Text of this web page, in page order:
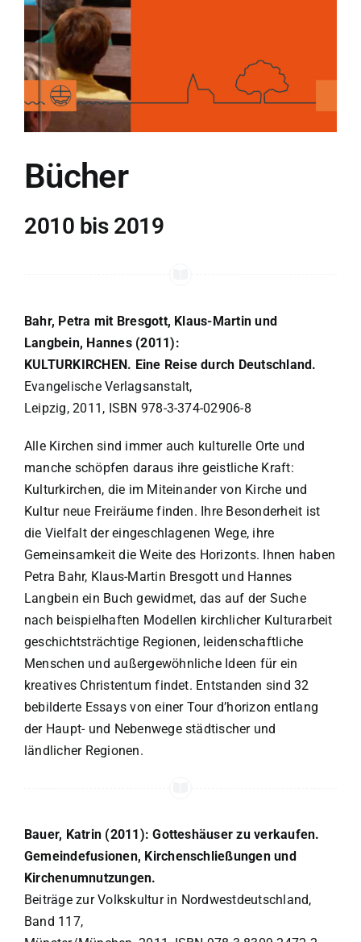
Bücher
2010 bis 2019
Bahr, Petra mit Bresgott, Klaus-Martin und
Langbein, Hannes (2011):
KULTURKIRCHEN. Eine Reise durch Deutschland.
Evangelische Verlagsanstalt,
Leipzig, 2011, ISBN 978-3-374-02906-8
Alle Kirchen sind immer auch kulturelle Orte und
manche schöpfen daraus ihre geistliche Kraft:
Kulturkirchen, die im Miteinander von Kirche und
Kultur neue Freiräume finden. Ihre Besonderheit ist
die Vielfalt der eingeschlagenen Wege, ihre
Gemeinsamkeit die Weite des Horizonts. Ihnen haben
Petra Bahr, Klaus-Martin Bresgott und Hannes
Langbein ein Buch gewidmet, das auf der Suche
nach beispielhaften Modellen kirchlicher Kulturarbeit
geschichtsträchtige Regionen, leidenschaftliche
Menschen und außergewöhnliche Ideen für ein
kreatives Christentum findet. Entstanden sind 32
bebilderte Essays von einer Tour d’horizon entlang
der Haupt- und Nebenwege städtischer und
ländlicher Regionen.
Bauer, Katrin (2011): Gotteshäuser zu verkaufen.
Gemeindefusionen, Kirchenschließungen und
Kirchenumnutzungen.
Beiträge zur Volkskultur in Nordwestdeutschland,
Band 117,